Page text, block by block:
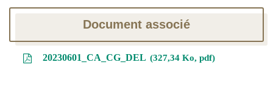
Document associé
20230601_CA_CG_DEL 327,34 Ko, pdf